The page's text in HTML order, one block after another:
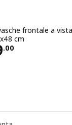
recensioni:
frontale a
cm
.00CHF